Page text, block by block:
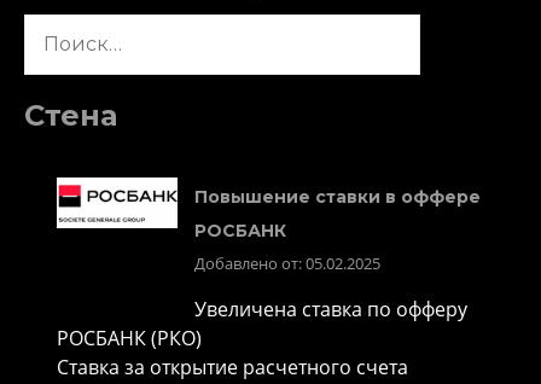
Стена
Повышение ставки в оффере
РОСБАНК
Добавлено от: 05.02.2025
Увеличена ставка по офферу
РОСБАНК (РКО)
Ставка за открытие расчетного счета